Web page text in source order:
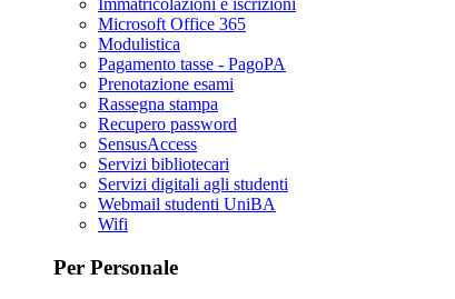
Immatricolazioni e iscrizioni
Microsoft Office 365
Modulistica
Pagamento tasse - PagoPA
Prenotazione esami
Rassegna stampa
Recupero password
SensusAccess
Servizi bibliotecari
Servizi digitali agli studenti
Webmail studenti UniBA
Wifi
Per Personale